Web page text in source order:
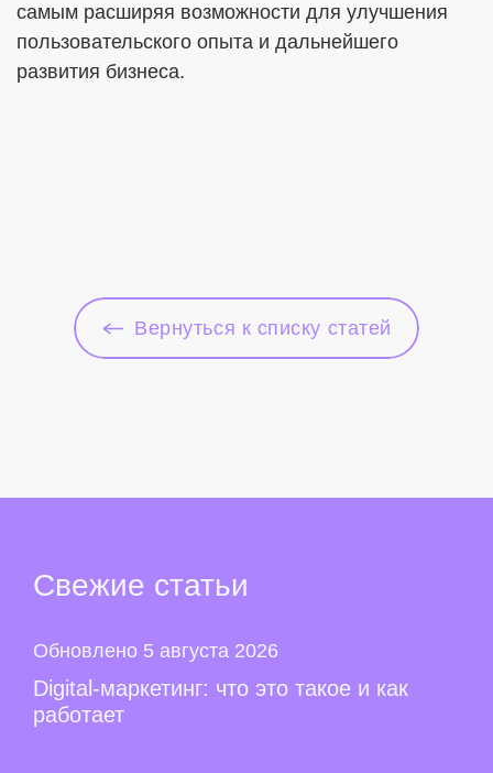
самым расширяя возможности для улучшения
пользовательского опыта и дальнейшего
развития бизнеса.
Вернуться к списку статей
Свежие статьи
Обновлено 5 августа 2026
Digital-маркетинг: что это такое и как
работает